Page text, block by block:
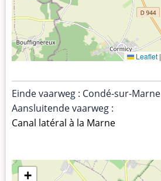
Leaflet |
Einde vaarweg : Condé-sur-Marne
Aansluitende vaarweg :
Canal latéral à la Marne
+